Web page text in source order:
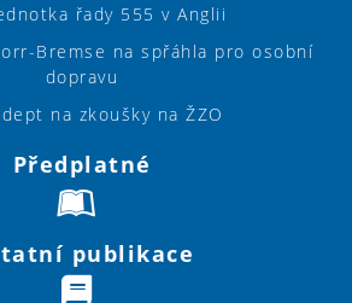
řady 555 v Anglii
Bremse na spřáhla pro osobní
dopravu
na zkoušky na ŽZO
Předplatné
publikace